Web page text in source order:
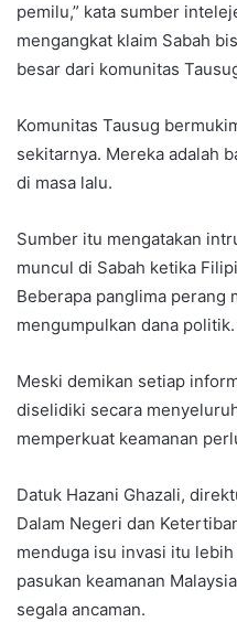
pemilu,” kata sumber
mengangkat klaim Sabah
besar dari komunitas
Komunitas Tausug
sekitarnya. Mereka adalah
di masa lalu.
Sumber itu mengatakan
muncul di Sabah ketika
Beberapa panglima perang
mengumpulkan dana politik.
Meski demikan setiap
diselidiki secara
memperkuat keamanan
Datuk Hazani Ghazali,
Dalam Negeri dan
menduga isu invasi itu
pasukan keamanan
segala ancaman.